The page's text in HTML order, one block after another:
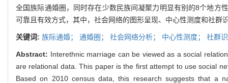
全国族际通婚圈，同时存在少数民族间凝聚力明显有别的8个地方
可靠且有效方式，其中，社会网络的图形呈现、中心性测度和社
关键词: 族际通婚； 通婚圈； 社会网络分析； 中心性测度； 社群
Abstract: Interethnic marriage can be viewed as a social
are relational data. This paper is the first attempt to use social
Based on 2010 census data, this research suggests that a